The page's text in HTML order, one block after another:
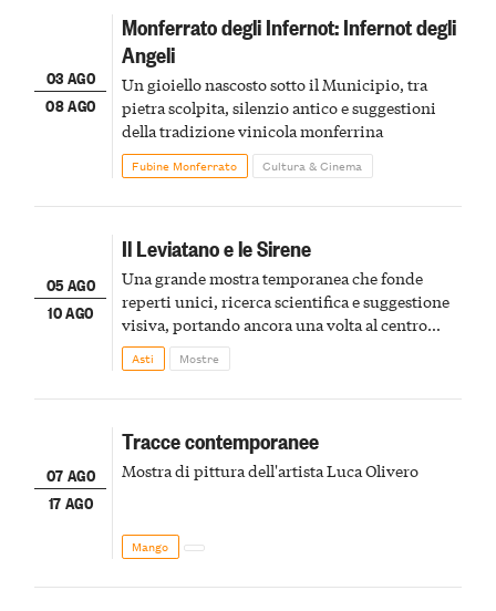
03 AGO
08 AGO
Monferrato degli Infernot: Infernot degli
Angeli
Un gioiello nascosto sotto il Municipio, tra
pietra scolpita, silenzio antico e suggestioni
della tradizione vinicola monferrina
Fubine Monferrato Cultura & Cinema
05 AGO
10 AGO
Il Leviatano e le Sirene
Una grande mostra temporanea che fonde
reperti unici, ricerca scientifica e suggestione
visiva, portando ancora una volta al centro
della scena le meraviglie del passato astigiano
Asti Mostre
07 AGO
17 AGO
Tracce contemporanee
Mostra di pittura dell'artista Luca Olivero
Mango